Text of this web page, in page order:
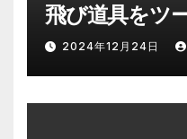
飛び道具をツ
2024年12月24日